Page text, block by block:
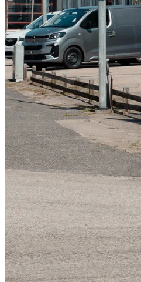
Serviceverkstad